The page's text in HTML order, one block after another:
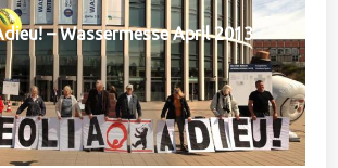
– Wassermesse April 2013